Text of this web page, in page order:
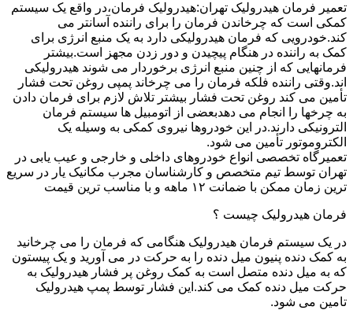
تعمیر فرمان هیدرولیک تهران:هیدرولیک فرمان،در واقع یک سیستم
کمکی است که چرخاندن فرمان را برای راننده آسانتر می
کند.خودرویی که فرمان هیدرولیکی دارد به یک منبع انرژی برای
کمک به راننده در هنگام پیچیدن و دور زدن مجهز است.بیشتر
فرمانهایی که از چنین منبع انرژی برخوردار می شوند هیدرولیکی
اند.وقتی راننده فلکه فرمان را می چرخاند پمپی روغن تحت فشار
تأمین می کند روغن تحت فشار بیشتر تلاش لازم برای فرمان دادن
به چرخها را انجام می دهدبعضی از اتومبیل ها سیستم فرمان
الترونیکی دارند.در این خودروها نیروی کمکی به وسیله یک
الکتروموتور تأمین می شود.
تعمیرگاه تخصصی انواع خودروهای داخلی و خارجی و عیب یابی در
تهران توسط تیم متخصص و کارشناسان مجرب مکانیک یار در سریع
ترین زمان ممکن با ضمانت ۱۲ ماهه و با مناسب ترین قیمت
فرمان هیدرولیک چیست ؟
در یک سیستم فرمان هیدرولیک هنگامی که فرمان را می چرخانید
به کمک دنده پنیون میل دنده را به حرکت در می آورید و یک پیستون
که به میل دنده متصل است به کمک روغن پر فشار هیدرولیک به
حرکت میل دنده کمک می کند.این فشار توسط پمپ هیدرولیک
تامین می شود.